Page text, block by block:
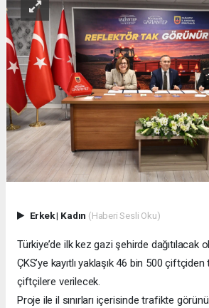
Erkek| Kadın (Haberi Sesli Oku)
Türkiye’de ilk kez gazi şehirde dağıtılacak
ÇKS’ye kayıtlı yaklaşık 46 bin 500
çiftçilere verilecek.
Proje ile il sınırları içerisinde trafikte